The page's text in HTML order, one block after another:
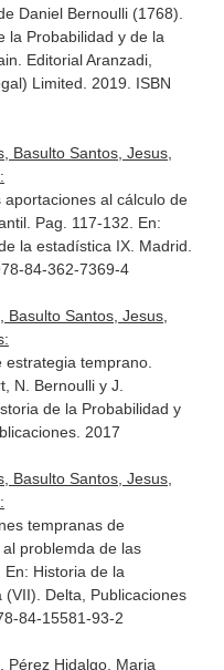
Daniel Bernoulli (1768).
la Probabilidad y de la
Editorial Aranzadi,
Limited. 2019. ISBN
Basulto Santos, Jesus,
al cálculo de
Pag. 117-132. En:
la estadística IX. Madrid.
84-362-7369-4
Basulto Santos, Jesus,
temprano.
N. Bernoulli y J.
de la Probabilidad y
2017
Basulto Santos, Jesus,
tempranas de
problemda de las
En: Historia de la
(VII) . Delta, Publicaciones
84-15581-93-2
Pérez Hidalgo, Maria